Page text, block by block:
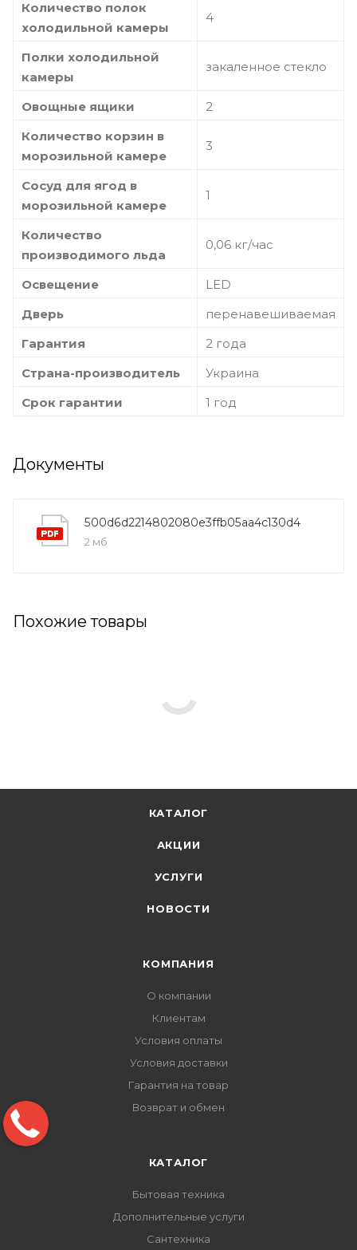
Количество полок
холодильной камеры
4
Полки холодильной
камеры
закаленное стекло
Овощные ящики
2
Количество корзин в
морозильной камере
3
Сосуд для ягод в
морозильной камере
1
Количество
производимого льда
0,06 кг/час
Освещение
LED
Дверь
перенавешиваемая
Гарантия
2 года
Страна-производитель
Украина
Срок гарантии
1 год
Документы
500d6d2214802080e3ffb05aa4c130d4
2 мб
Похожие товары
КАТАЛОГ
АКЦИИ
УСЛУГИ
НОВОСТИ
КОМПАНИЯ
О компании
Клиентам
Условия оплаты
Условия доставки
Гарантия на товар
Возврат и обмен
КАТАЛОГ
Бытовая техника
Дополнительные услуги
Сантехника